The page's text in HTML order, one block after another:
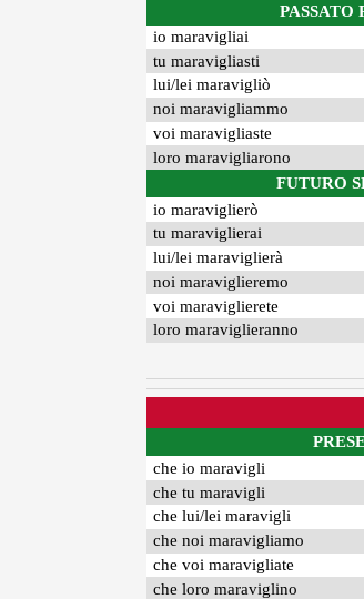
PASSATO
io maravigliai
tu maravigliasti
lui/lei maravigliò
noi maravigliammo
voi maravigliaste
loro maravigliarono
FUTURO
io maraviglierò
tu maraviglierai
lui/lei maraviglierà
noi maraviglieremo
voi maraviglierete
loro maraviglieranno
che io maravigli
che tu maravigli
che lui/lei maravigli
che noi maravigliamo
che voi maravigliate
che loro maraviglino